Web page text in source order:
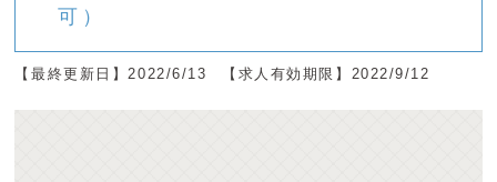
可）
【最終更新日】2022/6/13 【求人有効期限】2022/9/12